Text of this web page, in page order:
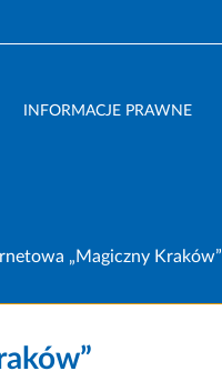
INFORMACJE PRAWNE
„Magiczny Kraków”